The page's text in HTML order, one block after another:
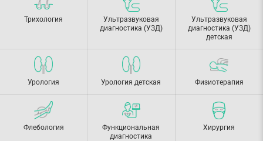
Трихология
Ультразвуковая
диагностика (УЗД)
Ультразвуковая
диагностика (УЗД)
детская
Урология Урология детская Физиотерапия
Флебология
Функциональная
диагностика
Хирургия